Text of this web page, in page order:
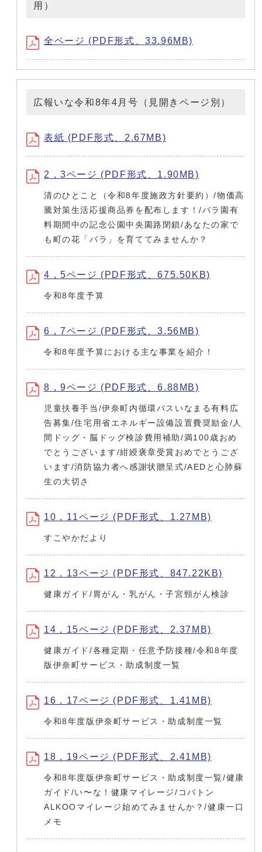
用）
全ページ (PDF形式、33.96MB)
広報いな令和8年4月号（見開きページ別）
表紙 (PDF形式、2.67MB)
2，3ページ (PDF形式、1.90MB)
清のひとこと（令和8年度施政方針要約）/物価高
騰対策生活応援商品券を配布します！/バラ園有
料期間中の記念公園中央園路閉鎖/あなたの家で
も町の花「バラ」を育ててみませんか？
4，5ページ (PDF形式、675.50KB)
令和8年度予算
6，7ページ (PDF形式、3.56MB)
令和8年度予算における主な事業を紹介！
8，9ページ (PDF形式、6.88MB)
児童扶養手当/伊奈町内循環バスいなまる有料広
告募集/住宅用省エネルギー設備設置費奨励金/人
間ドッグ・脳ドッグ検診費用補助/満100歳おめ
でとうございます/紺綬褒章受賞おめでとうござ
います/消防協力者へ感謝状贈呈式/AEDと心肺蘇
生の大切さ
10，11ページ (PDF形式、1.27MB)
すこやかだより
12，13ページ (PDF形式、847.22KB)
健康ガイド/胃がん・乳がん・子宮頸がん検診
14，15ページ (PDF形式、2.37MB)
健康ガイド/各種定期・任意予防接種/令和8年度
版伊奈町サービス・助成制度一覧
16，17ページ (PDF形式、1.41MB)
令和8年度版伊奈町サービス・助成制度一覧
18，19ページ (PDF形式、2.41MB)
令和8年度版伊奈町サービス・助成制度一覧/健康
ガイド/い〜な！健康マイレージ/コバトン
ALKOOマイレージ始めてみませんか？/健康一口
メモ